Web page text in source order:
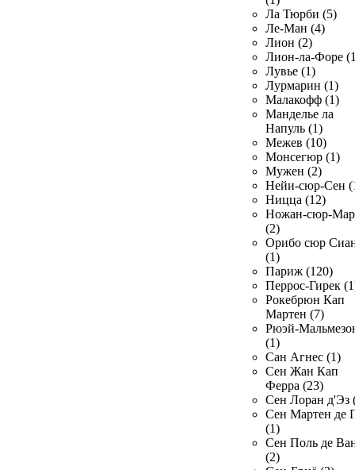
Ла Тюрби (5)
Ле-Ман (4)
Лион (2)
Лион-ла-Форе
Лувье (1)
Лурмарин (1)
Малакофф (1)
Манделье ла
Напуль (1)
Межев (10)
Монсегюр (1)
Мужен (2)
Нейи-сюр-Сен
Ницца (12)
Ножан-сюр-
(2)
Орибо сюр
(1)
Париж (120)
Перрос-Гирек
Рокебрюн Кап
Мартен (7)
Рюэй-
(1)
Сан Агнес (1)
Сен Жан Кап
Ферра (23)
Сен Лоран д'Эз
Сен Мартен де
(1)
Сен Поль де
(2)